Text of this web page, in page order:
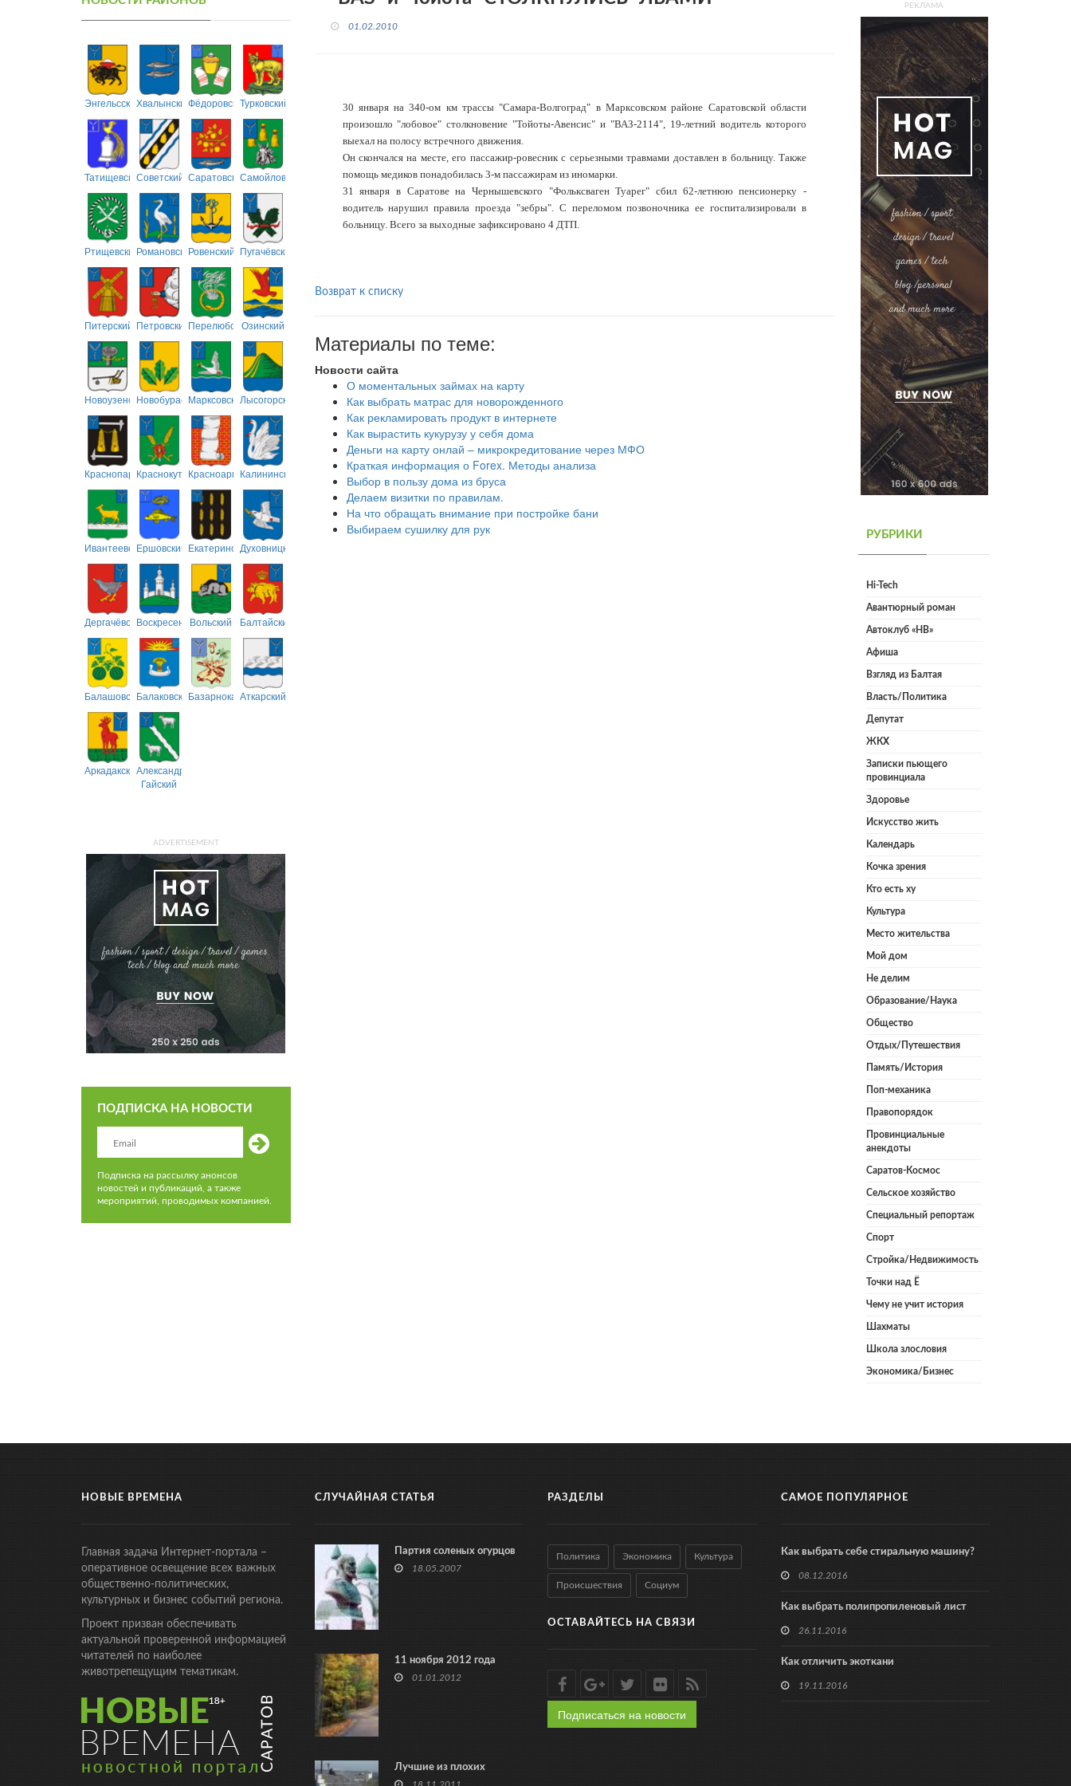
ЭнгельсскийХвалынскийФёдоровскийТурковский
ТатищевскийСоветский СаратовскийСамойловский
РтищевскийРомановскийРовенский Пугачёвский
Питерский ПетровскийПерелюбскийОзинский
НовоузенскийНовобурасскийМарксовскийЛысогорский
Краснопартизанский
КраснокутскийКрасноармейский
Калининский
ИвантеевскийЕршовский ЕкатериновскийДуховницкий
ДергачёвскийВоскресенскийВольский Балтайский
БалашовскийБалаковскийБазарнокарабулакский
Аткарский
АркадакскийАлександрово-
Гайский
ADVERTISEMENT
ПОДПИСКА НА НОВОСТИ
Подписка на рассылку анонсов
новостей и публикаций, а также
мероприятий, проводимых компанией.
01.02.2010
30 января на 340-ом км трассы "Самара-Волгоград" в Марксовском районе Саратовской области
произошло "лобовое" столкновение "Тойоты-Авенсис" и "ВАЗ-2114", 19-летний водитель которого
выехал на полосу встречного движения.
Он скончался на месте, его пассажир-ровесник с серьезными травмами доставлен в больницу. Также
помощь медиков понадобилась 3-м пассажирам из иномарки.
31 января в Саратове на Чернышевского "Фольксваген Туарег" сбил 62-летнюю пенсионерку -
водитель нарушил правила проезда "зебры". С переломом позвоночника ее госпитализировали в
больницу. Всего за выходные зафиксировано 4 ДТП.
Возврат к списку
Материалы по теме:
Новости сайта
О моментальных займах на карту
Как выбрать матрас для новорожденного
Как рекламировать продукт в интернете
Как вырастить кукурузу у себя дома
Деньги на карту онлай – микрокредитование через МФО
Краткая информация о Forex. Методы анализа
Выбор в пользу дома из бруса
Делаем визитки по правилам.
На что обращать внимание при постройке бани
Выбираем сушилку для рук
РЕКЛАМА
РУБРИКИ
Hi-Tech
Авантюрный роман
Автоклуб «НВ»
Афиша
Взгляд из Балтая
Власть/Политика
Депутат
ЖКХ
Записки пьющего
провинциала
Здоровье
Искусство жить
Календарь
Кочка зрения
Кто есть ху
Культура
Место жительства
Мой дом
Не делим
Образование/Наука
Общество
Отдых/Путешествия
Память/История
Поп-механика
Правопорядок
Провинциальные
анекдоты
Саратов-Космос
Сельское хозяйство
Специальный репортаж
Спорт
Стройка/Недвижимость
Точки над Ё
Чему не учит история
Шахматы
Школа злословия
Экономика/Бизнес
НОВЫЕ ВРЕМЕНА
Главная задача Интернет-портала –
оперативное освещение всех важных
общественно-политических,
культурных и бизнес событий региона.
Проект призван обеспечивать
актуальной проверенной информацией
читателей по наиболее
животрепещущим тематикам.
СЛУЧАЙНАЯ СТАТЬЯ
Партия соленых огурцов
18.05.2007
11 ноября 2012 года
01.01.2012
Лучшие из плохих
РАЗДЕЛЫ
Политика Экономика Культура
Происшествия Социум
ОСТАВАЙТЕСЬ НА СВЯЗИ
Подписаться на новости
САМОЕ ПОПУЛЯРНОЕ
Как выбрать себе стиральную машину?
08.12.2016
Как выбрать полипропиленовый лист
26.11.2016
Как отличить экоткани
19.11.2016